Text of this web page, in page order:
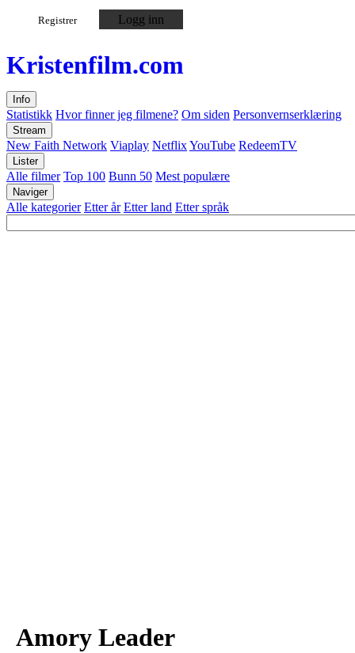
Registrer Logg inn
Kristenfilm.com
Info
Statistikk Hvor finner jeg filmene? Om siden Personvernserklæring
Stream
New Faith Network Viaplay NetflixYouTube RedeemTV
Lister
Alle filmer Top 100 Bunn 50 Mest populære
Naviger
Alle kategorier Etter år Etter land Etter språk
Amory Leader